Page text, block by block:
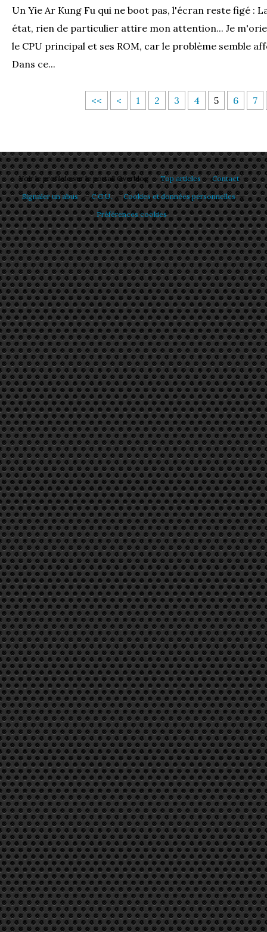
Un Yie Ar Kung Fu qui ne boot pas, l'écran reste figé :
état, rien de particulier attire mon attention... Je
le CPU principal et ses ROM, car le problème semble
Dans ce...
<< < 1 2 3 4 5 6 7
Voir le profil desur le portail Overblog Top articles
Contact
Signaler un abus
C.G.U.
Cookies et données personnelles
Préférences cookies